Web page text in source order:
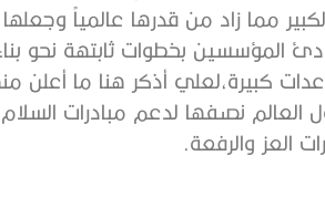
مما زاد من قدرها عالمياً
المؤسسين بخطوات ثابتهة نحو
مليار درهم استهدفت 42 بلدا ًحول العالم نصفها لدعم
العز والرفعة.